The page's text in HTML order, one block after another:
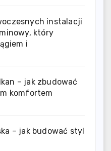
instalacji
który
i
– jak zbudować
komfortem
– jak budować styl